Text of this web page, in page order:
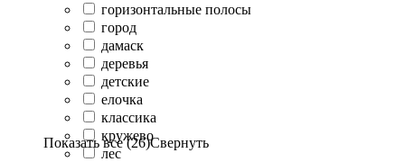
горизонтальные полосы
город
дамаск
деревья
детские
елочка
классика
кружево
лес
Показать все (26)Свернуть